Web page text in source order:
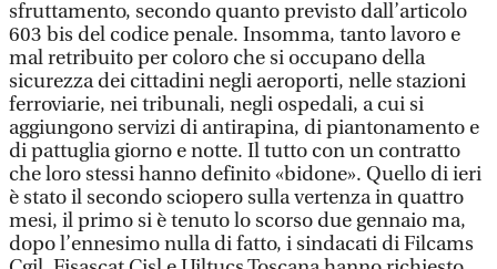
sfruttamento, secondo quanto previsto dall’articolo
603 bis del codice penale. Insomma, tanto lavoro e
mal retribuito per coloro che si occupano della
sicurezza dei cittadini negli aeroporti, nelle stazioni
ferroviarie, nei tribunali, negli ospedali, a cui si
aggiungono servizi di antirapina, di piantonamento e
di pattuglia giorno e notte. Il tutto con un contratto
che loro stessi hanno definito «bidone». Quello di ieri
è stato il secondo sciopero sulla vertenza in quattro
mesi, il primo si è tenuto lo scorso due gennaio ma,
dopo l’ennesimo nulla di fatto, i sindacati di Filcams